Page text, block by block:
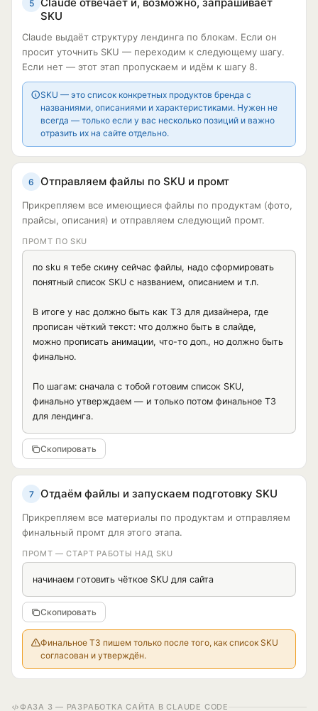
Почему это усиливает желание купить:
V. Блок доказательств
Создай блок, который усиливает доверие.
Сформируй:
- Заголовок блока.
- Какие факты нужно вынести на лендинг.
- Какие цифры усилят доверие.
- Какие кейсы или примеры стоит показать.
- Какие отзывы нужны.
- Какие визуальные доказательства можно добавить:
клиентов; результаты; процесс работы.
нужно дополнительно собрать.
VI. Блок плана действий
Создай простой план, чтобы клиент понял, как начать
работать с компанией.
Формат:
компания; результат на этом этапе.
Шаг 2: ...
Шаг 3: ...
План должен снижать страх и ощущение сложности.
VII. Блок обработки возражений
Определи возможные возражения аудитории и создай
ответы на них.
Сформируй минимум 7 возражений:
«Это дорого» / «Я не уверен, что мне это подойдёт» / «У меня
уже был плохой опыт» / «Я хочу подумать» / «Я не понимаю,
как это работает» / «У меня нет времени» / «Почему я
Для каждого возражения дай:
Что на самом деле стоит за этим страхом:
Как ответить на лендинге:
Какой блок/элемент добавить:
VIII. Блок сравнения
Создай блок сравнения компании с альтернативами.
Сделай таблицу:
Критерий | Наше решение | Альтернатива 1 | Альтернатива 2
После таблицы дай короткий вывод, почему решение
компании выглядит логичным и безопасным выбором.
IX. Блок результата / будущего состояния
или сотрудничества.
5
SKU
Claude выдаёт структуру лендинга по блокам. Если он
просит уточнить SKU — переходим к следующему шагу.
Если нет — этот этап пропускаем и идём к шагу 8.
SKU — это список конкретных продуктов бренда с
названиями, описаниями и характеристиками. Нужен не
всегда — только если у вас несколько позиций и важно
отразить их на сайте отдельно.
6 Отправляем файлы по SKU и промт
Прикрепляем все имеющиеся файлы по продуктам (фото,
прайсы, описания) и отправляем следующий промт.
ПРОМТ ПО SKU
по sku я тебе скину сейчас файлы, надо сформировать
понятный список SKU с названием, описанием и т.п.
В итоге у нас должно быть как ТЗ для дизайнера, где
прописан чёткий текст: что должно быть в слайде,
можно прописать анимации, что-то доп., но должно быть
финально.
По шагам: сначала с тобой готовим список SKU,
финально утверждаем — и только потом финальное ТЗ
для лендинга.
Скопировать
7 Отдаём файлы и запускаем подготовку SKU
Прикрепляем все материалы по продуктам и отправляем
финальный промт для этого этапа.
ПРОМТ — СТАРТ РАБОТЫ НАД SKU
начинаем готовить чёткое SKU для сайта
Скопировать
Финальное ТЗ пишем только после того, как список SKU
согласован и утверждён.
ФАЗА 3 — РАЗРАБОТКА САЙТА В CLAUDE CODE